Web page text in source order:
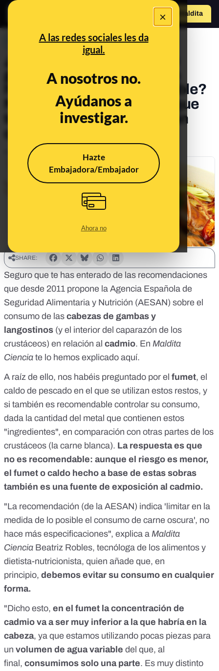
×
A las redes sociales les da
igual.
A nosotros no.
Ayúdanos a
investigar.
Hazte
Embajadora/Embajador
Ahora no
Hazte Maldita
PREBUNKING
¿Utilizar las cabezas de las
gambas y langostinos para
hacer caldo es recomendable?
No, debido al cadmio (aunque
tenga menos concentración
Publicado el
SHARE:
Seguro que te has enterado de las recomendaciones
que desde 2011 propone la Agencia Española de
Seguridad Alimentaria y Nutrición (AESAN) sobre el
consumo de las cabezas de gambas y
langostinos (y el interior del caparazón de los
crustáceos) en relación al cadmio. En Maldita
Ciencia te lo hemos explicado aquí.
A raíz de ello, nos habéis preguntado por el fumet, el
caldo de pescado en el que se utilizan estos restos, y
si también es recomendable controlar su consumo,
dada la cantidad del metal que contienen estos
"ingredientes", en comparación con otras partes de los
crustáceos (la carne blanca). La respuesta es que
no es recomendable: aunque el riesgo es menor,
el fumet o caldo hecho a base de estas sobras
también es una fuente de exposición al cadmio.
"La recomendación (de la AESAN) indica 'limitar en la
medida de lo posible el consumo de carne oscura', no
hace más especificaciones", explica a Maldita
Ciencia Beatriz Robles, tecnóloga de los alimentos y
dietista-nutricionista, quien añade que, en
principio, debemos evitar su consumo en cualquier
forma.
"Dicho esto, en el fumet la concentración de
cadmio va a ser muy inferior a la que habría en la
cabeza, ya que estamos utilizando pocas piezas para
un volumen de agua variable del que, al
final, consumimos solo una parte. Es muy distinto